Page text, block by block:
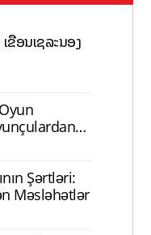
ຂື່ອນເຊລະນອງ
Şərtləri:
Məsləhətlər